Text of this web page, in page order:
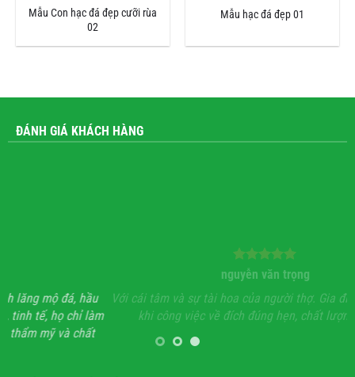
Mẫu Con hạc đá đẹp cưỡi rùa
02
Mẫu hạc đá đẹp 01
ĐÁNH GIÁ KHÁCH HÀNG
làm
nguyễn văn trọng
Với cái tâm và sự tài hoa của người thợ. Gia đình rất hoan hỉ
khi công việc về đích đúng hẹn, chất lượng, uy tín.